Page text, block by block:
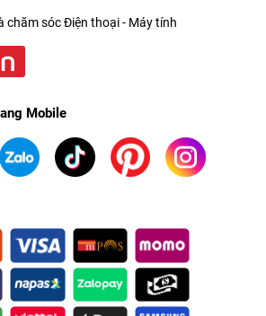
chăm sóc Điện thoại - Máy tính
Mobile